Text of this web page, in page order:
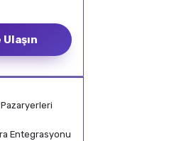
Ulaşın
Entegrasyonu